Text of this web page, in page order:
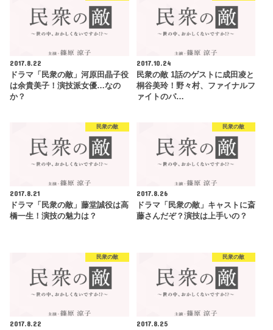
2017.8.22
ドラマ「民衆の敵」河原田晶子役
は余貴美子！演技派女優…なの
か？
2017.10.24
民衆の敵 1話のゲストに成田凌と
桐谷美玲！野々村、ファイナルフ
ァイトのパ…
民衆の敵
2017.8.21
ドラマ「民衆の敵」藤堂誠役は高
橋一生！演技の魅力は？
民衆の敵
2017.8.26
ドラマ「民衆の敵」キャストに斎
藤さんだぞ？演技は上手いの？
民衆の敵
2017.8.22
民衆の敵
2017.8.25